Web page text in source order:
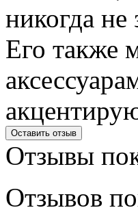
никогда
Его также
Оставить отзыв
Отзывы
Отзывов